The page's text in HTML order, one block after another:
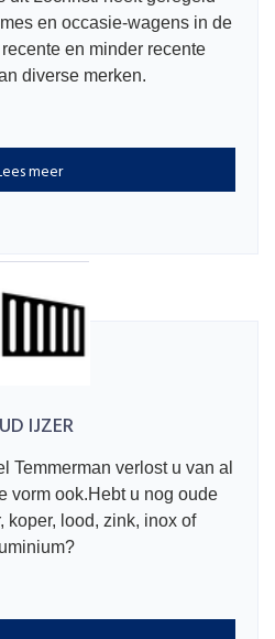
en occasie-wagens in de
en minder recente
diverse merken.
meer
IJZER
Temmerman verlost u van al
vorm ook.Hebt u nog oude
koper, lood, zink, inox of